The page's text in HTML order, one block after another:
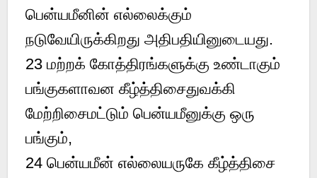
பென்யமீனின் எல்லைக்கும்
நடுவேயிருக்கிறது அதிபதியினுடையது.
23 மற்றக் கோத்திரங்களுக்கு உண்டாகும்
பங்குகளாவன கீழ்த்திசைதுவக்கி
மேற்றிசைமட்டும் பென்யமீனுக்கு ஒரு
பங்கும்,
24 பென்யமீன் எல்லையருகே கீழ்த்திசை